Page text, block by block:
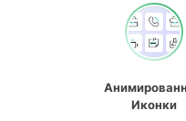
Иконки